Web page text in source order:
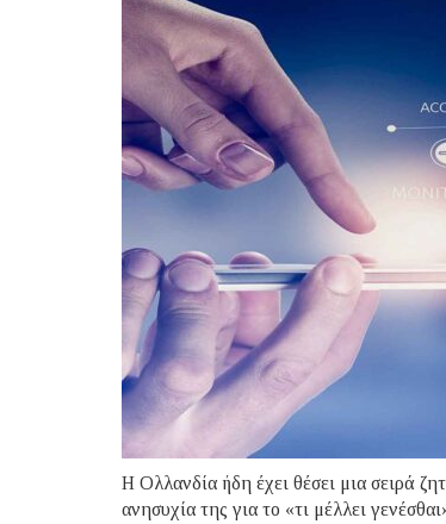
Η Ολλανδία ήδη έχει θέσει μια σειρά
ανησυχία της για το «τι μέλλει